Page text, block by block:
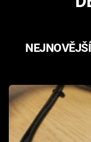
Filmy
Seriály